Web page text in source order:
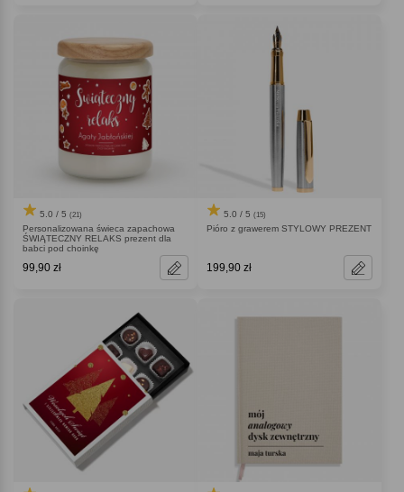
5.0 / 5 (21)
Personalizowana świeca zapachowa
ŚWIĄTECZNY RELAKS prezent dla
babci pod choinkę
99,90 zł
5.0 / 5 (15)
Pióro z grawerem STYLOWY PREZENT
199,90 zł